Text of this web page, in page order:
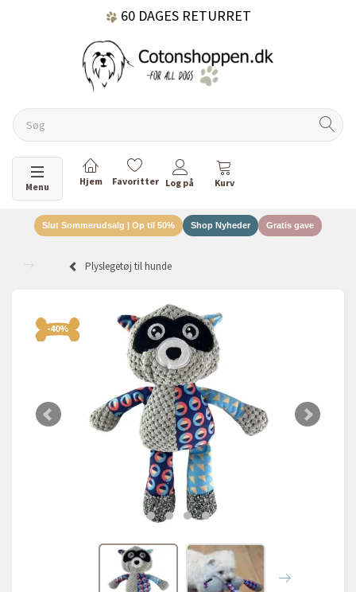
60 DAGES RETURRET
Skifte navigation
Menu
Slut Sommerudsalg | Op til 50% Shop Nyheder Gratis gave
Plyslegetøj til hunde
-40%